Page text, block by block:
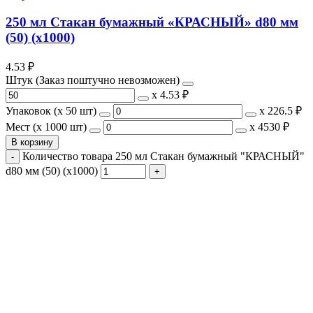
250 мл Стакан бумажный «КРАСНЫЙ» d80 мм
(50) (х1000)
4.53 ₽
Штук (Заказ поштучно невозможен)
х 4.53 ₽
Упаковок (x 50 шт)
х 226.5 ₽
Мест (x 1000 шт)
х 4530 ₽
В корзину
Количество товара 250 мл Стакан бумажный "КРАСНЫЙ"
d80 мм (50) (х1000)